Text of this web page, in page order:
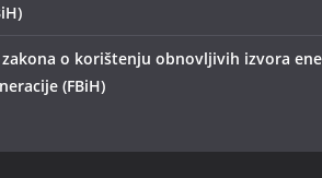
o korištenju obnovljivih izvora
(FBiH)